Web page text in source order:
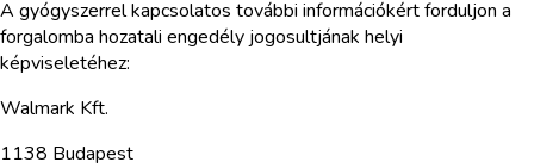
A gyógyszerrel kapcsolatos további információkért forduljon a
forgalomba hozatali engedély jogosultjának helyi
képviseletéhez:
Walmark Kft.
1138 Budapest